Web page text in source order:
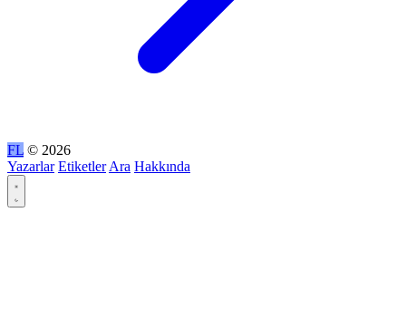
FL © 2026
Yazarlar Etiketler Ara Hakkında